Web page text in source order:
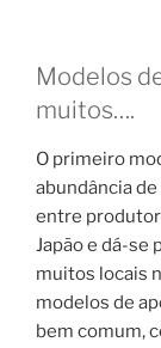
Modelos
muitos….
O primeiro
abundância
entre
Japão e dá-se
muitos locais
modelos de
bem comum,